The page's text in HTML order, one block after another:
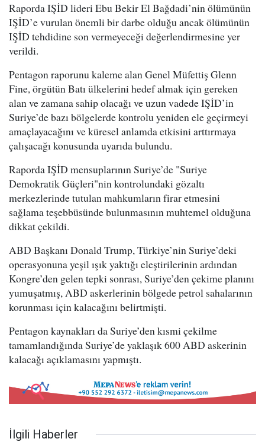
Raporda IŞİD lideri Ebu Bekir El Bağdadi’nin ölümünün
IŞİD’e vurulan önemli bir darbe olduğu ancak ölümünün
IŞİD tehdidine son vermeyeceği değerlendirmesine yer
verildi.
Pentagon raporunu kaleme alan Genel Müfettiş Glenn
Fine, örgütün Batı ülkelerini hedef almak için gereken
alan ve zamana sahip olacağı ve uzun vadede IŞİD’in
Suriye’de bazı bölgelerde kontrolu yeniden ele geçirmeyi
amaçlayacağını ve küresel anlamda etkisini arttırmaya
çalışacağı konusunda uyarıda bulundu.
Raporda IŞİD mensuplarının Suriye’de "Suriye
Demokratik Güçleri"nin kontrolundaki gözaltı
merkezlerinde tutulan mahkumların firar etmesini
sağlama teşebbüsünde bulunmasının muhtemel olduğuna
dikkat çekildi.
ABD Başkanı Donald Trump, Türkiye’nin Suriye’deki
operasyonuna yeşil ışık yaktığı eleştirilerinin ardından
Kongre’den gelen tepki sonrası, Suriye’den çekime planını
yumuşatmış, ABD askerlerinin bölgede petrol sahalarının
korunması için kalacağını belirtmişti.
Pentagon kaynakları da Suriye’den kısmi çekilme
tamamlandığında Suriye’de yaklaşık 600 ABD askerinin
kalacağı açıklamasını yapmıştı.
İlgili Haberler